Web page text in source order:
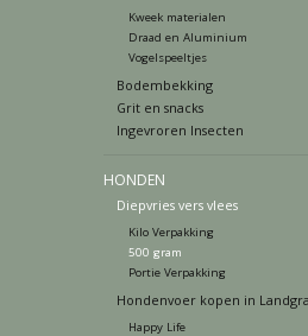
Kweek materialen
Draad en Aluminium
Vogelspeeltjes
Bodembekking
Grit en snacks
Ingevroren Insecten
HONDEN
Diepvries vers vlees
Kilo Verpakking
500 gram
Portie Verpakking
Hondenvoer kopen in
Happy Life